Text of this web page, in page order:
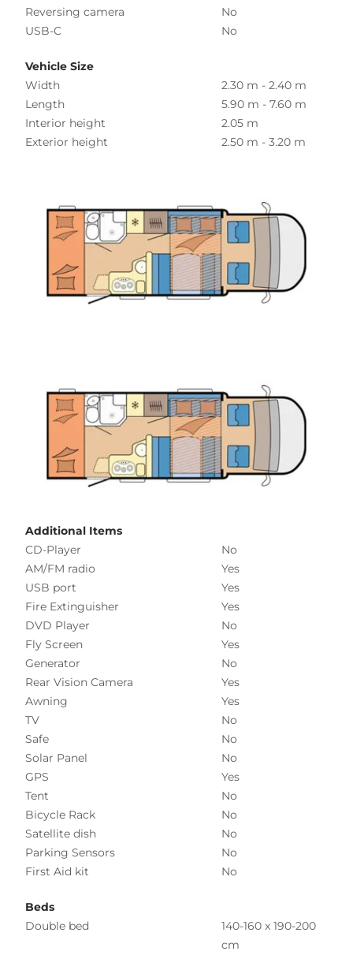
Reversing camera
No
USB-C
No
Vehicle Size
Width
2.30 m - 2.40 m
Length
5.90 m - 7.60 m
Interior height
2.05 m
Exterior height
2.50 m - 3.20 m
Additional Items
CD-Player
No
AM/FM radio
Yes
USB port
Yes
Fire Extinguisher
Yes
DVD Player
No
Fly Screen
Yes
Generator
No
Rear Vision Camera
Yes
Awning
Yes
TV
No
Safe
No
Solar Panel
No
GPS
Yes
Tent
No
Bicycle Rack
No
Satellite dish
No
Parking Sensors
No
First Aid kit
No
Beds
Double bed
140-160 x 190-200
cm